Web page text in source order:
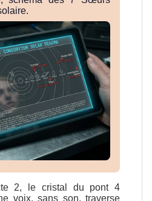
2, le cristal du pont 4
voix, sans son, traverse